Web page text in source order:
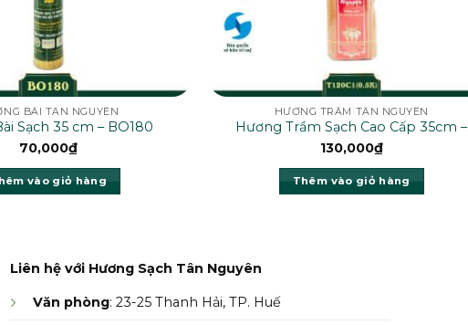
BÀI TÂN NGUYÊN
Sạch 35 cm – BO180
70,000₫
vào giỏ hàng
HƯƠNG TRẦM TÂN NGUYÊN
Hương Trầm Sạch Cao Cấp 35cm –
T120C1(0.5K)
130,000₫
Thêm vào giỏ hàng
Liên hệ với Hương Sạch Tân Nguyên
Văn phòng: 23-25 Thanh Hải, TP. Huế